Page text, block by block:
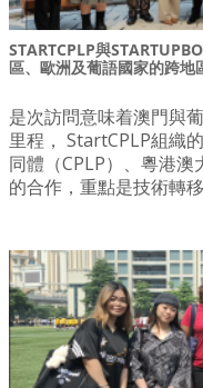
STARTCPLP與
區、歐洲及葡語國家的跨地
是次訪問意味着澳門與
里程， StartCPLP組織
同體（CPLP）、粵港
的合作，重點是技術轉